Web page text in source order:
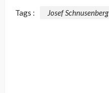
Tags : Josef Schnusenberg